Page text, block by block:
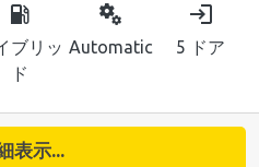
local_gas_station
ブリッ
ド
miscellaneous_services
Automatic
login
5 ドア
表示...